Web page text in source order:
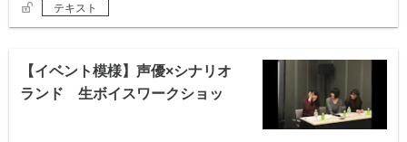
テキスト
【イベント模様】声優×シナリオ
ランド 生ボイスワークショッ